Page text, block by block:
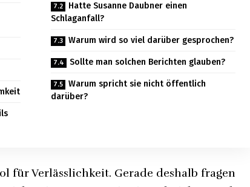
Hatte Susanne Daubner einen
Schlaganfall?
Warum wird so viel darüber gesprochen?
Sollte man solchen Berichten glauben?
Warum spricht sie nicht öffentlich
darüber?
für Verlässlichkeit. Gerade deshalb fragen